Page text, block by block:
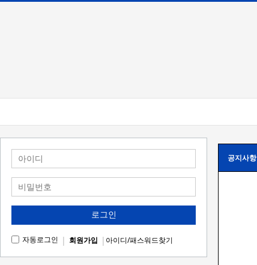
로그인
자동로그인 | 회원가입 | 아이디/패스워드찾기
공지사항